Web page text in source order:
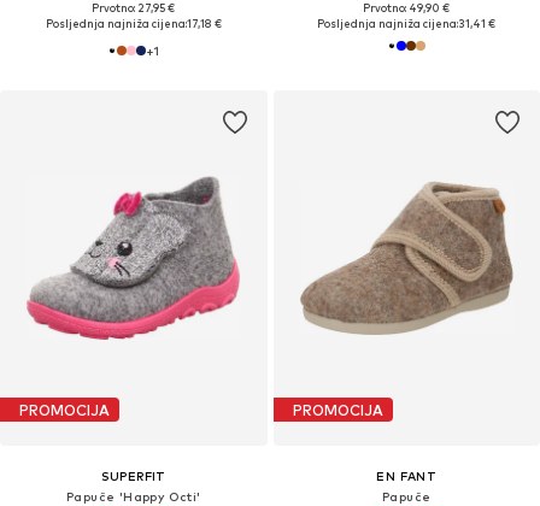
Prvotno: 27,95 €
Posljednja najniža cijena:17,18 €
+1
Prvotno: 49,90 €
Posljednja najniža cijena:31,41 €
PROMOCIJA
SUPERFIT
Papuče 'Happy Octi'
PROMOCIJA
EN FANT
Papuče